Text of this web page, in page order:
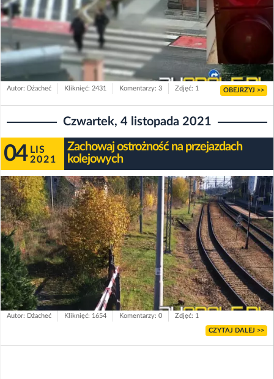
Autor: Dżacheć Kliknięć: 2431 Komentarzy: 3 Zdjęć: 1 OBEJRZYJ >>
Czwartek, 4 listopada 2021
04 LIS
2021
Zachowaj ostrożność na przejazdach
kolejowych
Autor: Dżacheć Kliknięć: 1654 Komentarzy: 0 Zdjęć: 1
CZYTAJ DALEJ >>